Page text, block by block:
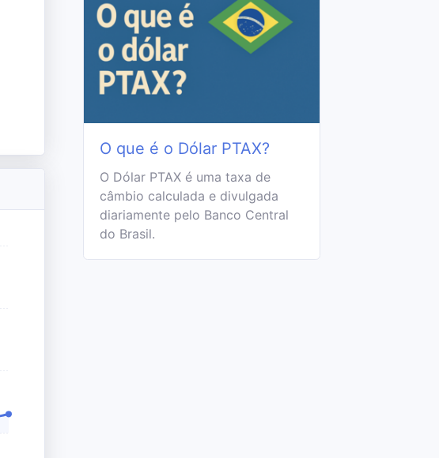
O que é o Dólar PTAX?
O Dólar PTAX é uma taxa de
câmbio calculada e divulgada
diariamente pelo Banco Central
do Brasil.